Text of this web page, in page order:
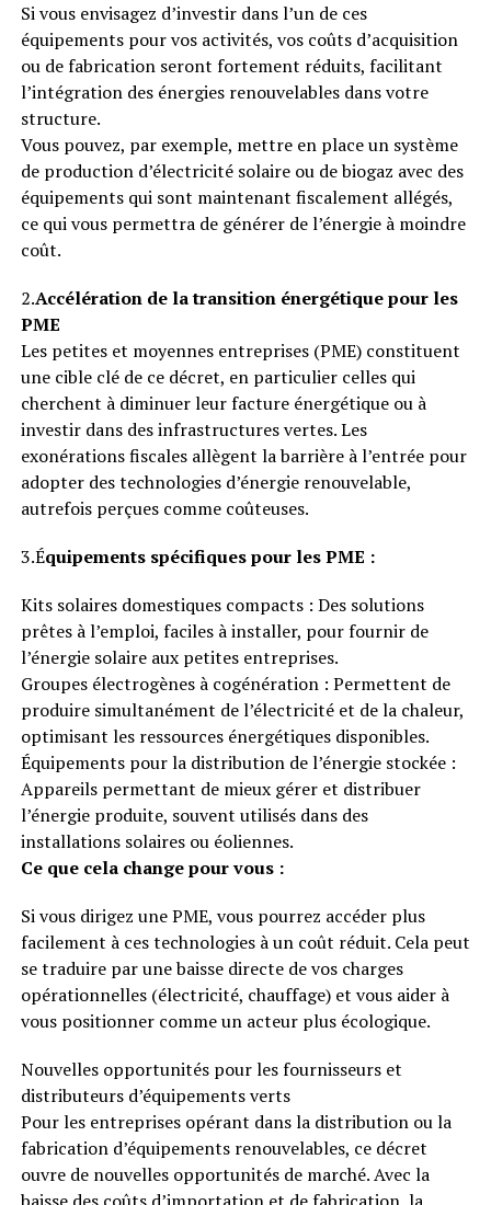
Si vous envisagez d’investir dans l’un de ces
équipements pour vos activités, vos coûts d’acquisition
ou de fabrication seront fortement réduits, facilitant
l’intégration des énergies renouvelables dans votre
structure.
Vous pouvez, par exemple, mettre en place un système
de production d’électricité solaire ou de biogaz avec des
équipements qui sont maintenant fiscalement allégés,
ce qui vous permettra de générer de l’énergie à moindre
coût.
2.Accélération de la transition énergétique pour les
PME
Les petites et moyennes entreprises (PME) constituent
une cible clé de ce décret, en particulier celles qui
cherchent à diminuer leur facture énergétique ou à
investir dans des infrastructures vertes. Les
exonérations fiscales allègent la barrière à l’entrée pour
adopter des technologies d’énergie renouvelable,
autrefois perçues comme coûteuses.
3.Équipements spécifiques pour les PME :
Kits solaires domestiques compacts : Des solutions
prêtes à l’emploi, faciles à installer, pour fournir de
l’énergie solaire aux petites entreprises.
Groupes électrogènes à cogénération : Permettent de
produire simultanément de l’électricité et de la chaleur,
optimisant les ressources énergétiques disponibles.
Équipements pour la distribution de l’énergie stockée :
Appareils permettant de mieux gérer et distribuer
l’énergie produite, souvent utilisés dans des
installations solaires ou éoliennes.
Ce que cela change pour vous :
Si vous dirigez une PME, vous pourrez accéder plus
facilement à ces technologies à un coût réduit. Cela peut
se traduire par une baisse directe de vos charges
opérationnelles (électricité, chauffage) et vous aider à
vous positionner comme un acteur plus écologique.
Nouvelles opportunités pour les fournisseurs et
distributeurs d’équipements verts
Pour les entreprises opérant dans la distribution ou la
fabrication d’équipements renouvelables, ce décret
ouvre de nouvelles opportunités de marché. Avec la